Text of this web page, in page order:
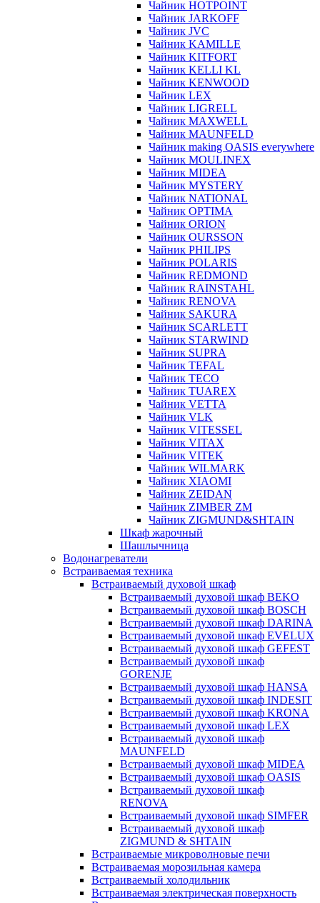
Чайник HOTPOINT
Чайник JARKOFF
Чайник JVC
Чайник KAMILLE
Чайник KITFORT
Чайник KELLI KL
Чайник KENWOOD
Чайник LEX
Чайник LIGRELL
Чайник MAXWELL
Чайник MAUNFELD
Чайник making OASIS everywhere
Чайник MOULINEX
Чайник MIDEA
Чайник MYSTERY
Чайник NATIONAL
Чайник OPTIMA
Чайник ORION
Чайник OURSSON
Чайник PHILIPS
Чайник POLARIS
Чайник REDMOND
Чайник RAINSTAHL
Чайник RENOVA
Чайник SAKURA
Чайник SCARLETT
Чайник STARWIND
Чайник SUPRA
Чайник TEFAL
Чайник TECO
Чайник TUAREX
Чайник VETTA
Чайник VLK
Чайник VITESSEL
Чайник VITAX
Чайник VITEK
Чайник WILMARK
Чайник XIAOMI
Чайник ZEIDAN
Чайник ZIMBER ZM
Чайник ZIGMUND&SHTAIN
Шкаф жарочный
Шашлычница
Водонагреватели
Встраиваемая техника
Встраиваемый духовой шкаф
Встраиваемый духовой шкаф BEKO
Встраиваемый духовой шкаф BOSCH
Встраиваемый духовой шкаф DARINA
Встраиваемый духовой шкаф EVELUX
Встраиваемый духовой шкаф GEFEST
Встраиваемый духовой шкаф
GORENJE
Встраиваемый духовой шкаф HANSA
Встраиваемый духовой шкаф INDESIT
Встраиваемый духовой шкаф KRONA
Встраиваемый духовой шкаф LEX
Встраиваемый духовой шкаф
MAUNFELD
Встраиваемый духовой шкаф MIDEA
Встраиваемый духовой шкаф OASIS
Встраиваемый духовой шкаф
RENOVA
Встраиваемый духовой шкаф SIMFER
Встраиваемый духовой шкаф
ZIGMUND & SHTAIN
Встраиваемые микроволновые печи
Встраиваемая морозильная камера
Встраиваемый холодильник
Встраиваемая электрическая поверхность